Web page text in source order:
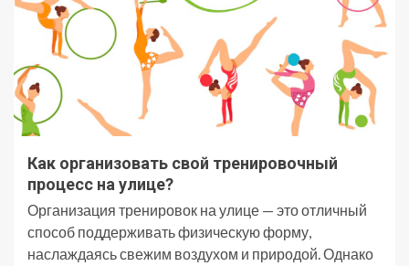
Как организовать свой тренировочный
процесс на улице?
Организация тренировок на улице — это отличный
способ поддерживать физическую форму,
наслаждаясь свежим воздухом и природой. Однако